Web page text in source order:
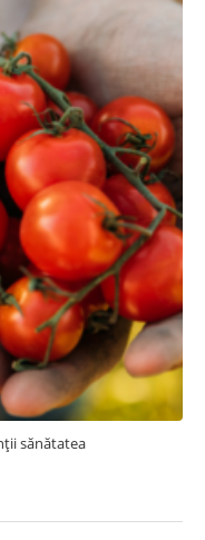
sănătatea